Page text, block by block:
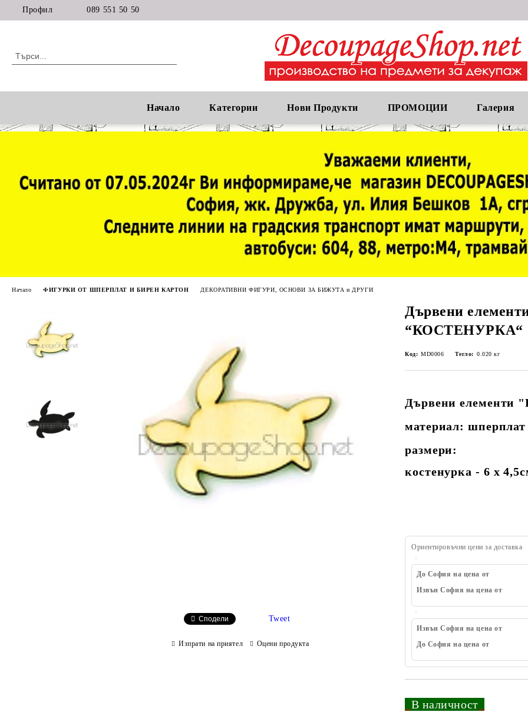
Профил 089 551 50 50
Начало Категории Нови Продукти ПРОМОЦИИ Галерия
Начало ФИГУРКИ ОТ ШПЕРПЛАТ И БИРЕН КАРТОН ДЕКОРАТИВНИ ФИГУРИ, ОСНОВИ ЗА БИЖУТА и ДРУГИ
Дървени
“КОСТЕНУРКА“
Код: MD0006 Тегло: 0.020 кг
Дървени
материал:
размери:
костенурка - 6 х
Ориентировъчни цени за доставка
До София на цена от
Извън София на цена от
Извън София на цена от
До София на цена от
В наличност
Сподели Tweet
Изпрати на приятел Оцени продукта